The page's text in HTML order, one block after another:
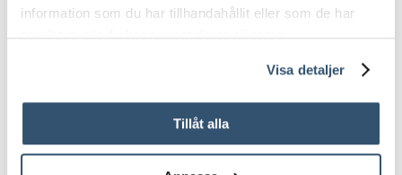
information som du har tillhandahållit eller som de har
samlat in när du har använt deras tjänster.
Visa detaljer
Tillåt alla
HUR PUMA